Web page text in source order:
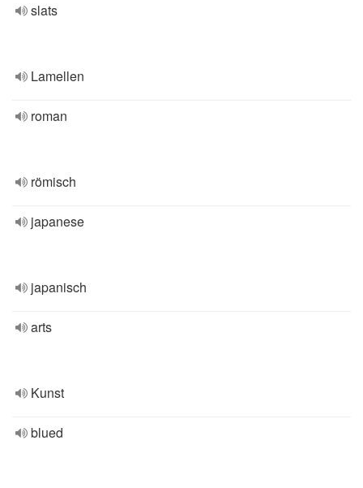
slats
Lamellen
roman
römisch
japanese
japanisch
arts
Kunst
blued